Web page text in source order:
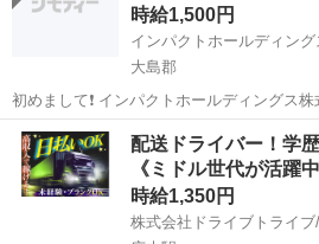
時給1,500円
インパクトホールディン
大島郡
初めまして❗️ インパクトホールディングス株
事検索サイト『MediF』( https://medif.jp/)
企業です。 今回は覆面調査のお仕事をご
鹿児島 大島郡 デリバリー MediF
配送ドライバー！学
《ミドル世代が活躍中
時給1,350円
株式会社ドライブトライブ